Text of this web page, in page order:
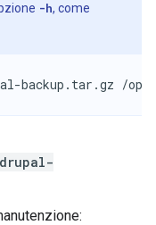
-h, come
backup.tar.gz /opt/